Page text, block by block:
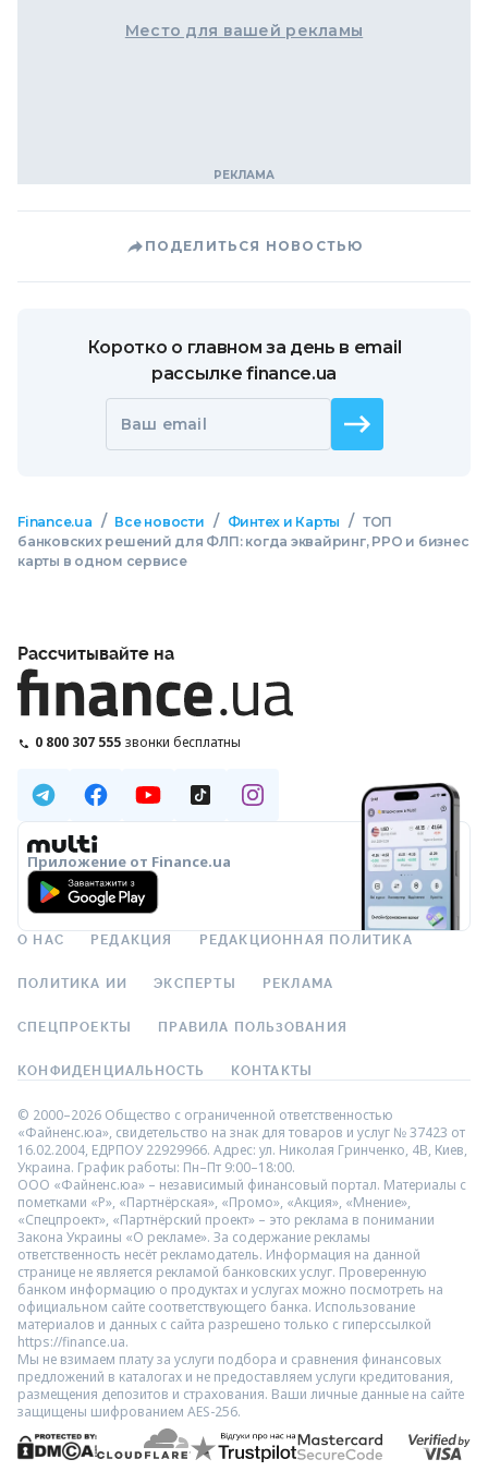
Место для вашей рекламы
ПОДЕЛИТЬСЯ НОВОСТЬЮ
Коротко о главном за день в email
рассылке finance.ua
Ваш email
Finance.ua / Все новости / Финтех и Карты / ТОП
банковских решений для ФЛП: когда эквайринг, РРО и бизнес
карты в одном сервисе
Рассчитывайте на
0 800 307 555 звонки бесплатны
Приложение от Finance.ua
О НАС РЕДАКЦИЯ РЕДАКЦИОННАЯ ПОЛИТИКА
ПОЛИТИКА ИИ ЭКСПЕРТЫ РЕКЛАМА
СПЕЦПРОЕКТЫ ПРАВИЛА ПОЛЬЗОВАНИЯ
КОНФИДЕНЦИАЛЬНОСТЬ КОНТАКТЫ
© 2000–2026 Общество с ограниченной ответственностью
«Файненс.юа», свидетельство на знак для товаров и услуг № 37423 от
16.02.2004, ЕДРПОУ 22929966. Адрес: ул. Николая Гринченко, 4В, Киев,
Украина. График работы: Пн–Пт 9:00–18:00.
ООО «Файненс.юа» – независимый финансовый портал. Материалы с
пометками «Р», «Партнёрская», «Промо», «Акция», «Мнение»,
«Спецпроект», «Партнёрский проект» – это реклама в понимании
Закона Украины «О рекламе». За содержание рекламы
ответственность несёт рекламодатель. Информация на данной
странице не является рекламой банковских услуг. Проверенную
банком информацию о продуктах и услугах можно посмотреть на
официальном сайте соответствующего банка. Использование
материалов и данных с сайта разрешено только с гиперссылкой
https://finance.ua.
Мы не взимаем плату за услуги подбора и сравнения финансовых
предложений в каталогах и не предоставляем услуги кредитования,
размещения депозитов и страхования. Ваши личные данные на сайте
защищены шифрованием AES-256.